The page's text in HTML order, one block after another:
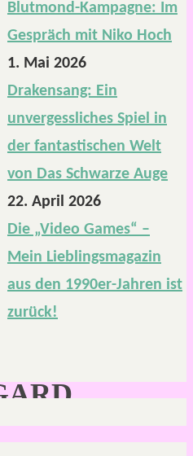
Blutmond-Kampagne: Im
Gespräch mit Niko Hoch
1. Mai 2026
Drakensang: Ein
unvergessliches Spiel in
der fantastischen Welt
von Das Schwarze Auge
22. April 2026
Die „Video Games“ –
Mein Lieblingsmagazin
aus den 1990er-Jahren ist
zurück!